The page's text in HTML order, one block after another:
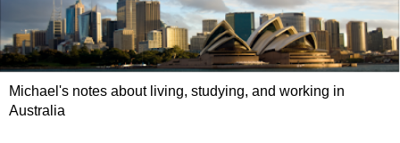
Michael's notes about living, studying, and working in
Australia